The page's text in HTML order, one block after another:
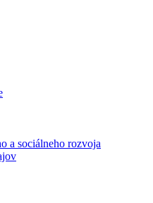
a sociálneho rozvoja